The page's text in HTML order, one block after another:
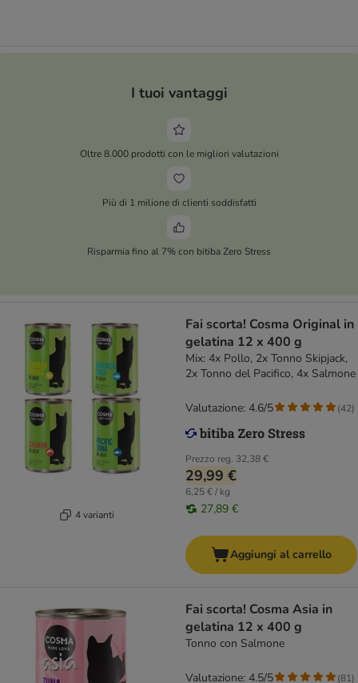
I tuoi vantaggi
Oltre 8.000 prodotti con le migliori valutazioni
Più di 1 milione di clienti soddisfatti
Risparmia fino al 7% con bitiba Zero Stress
4 varianti
Fai scorta! Cosma Original in
gelatina 12 x 400 g
Mix: 4x Pollo, 2x Tonno Skipjack,
2x Tonno del Pacifico, 4x Salmone
Prezzo reg. 32,38 €
29,99 €
6,25 € / kg
27,89 €
Valutazione: 4.6/5 (42)
Aggiungi al carrello
Fai scorta! Cosma Asia in
gelatina 12 x 400 g
Tonno con Salmone
Valutazione: 4.5/5 (81)